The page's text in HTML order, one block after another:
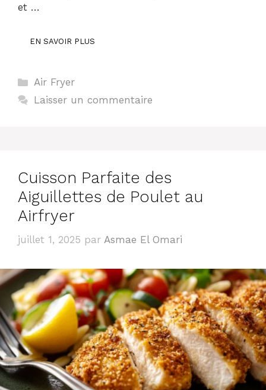
et …
EN SAVOIR PLUS
Catégories
Air Fryer
Laisser un commentaire
Cuisson Parfaite des
Aiguillettes de Poulet au
Airfryer
juillet 1, 2025 par Asmae El Omari